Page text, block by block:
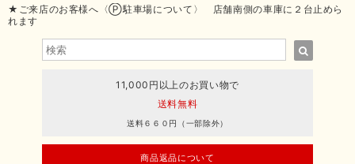
★ご来店のお客様へ〈Ⓟ駐車場について〉 店舗南側の車庫に２台止めら
れます
11,000円以上のお買い物で
送料無料
送料６６０円（一部除外）
商品返品について